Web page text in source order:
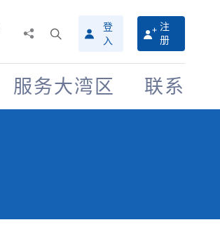
搜
寻
介
面
登
入
注
册
服务大湾区 联系